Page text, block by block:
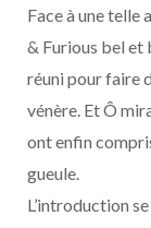
Face à une telle
& Furious bel et
réuni pour faire
vénère. Et Ô
ont enfin
gueule.
L’introduction